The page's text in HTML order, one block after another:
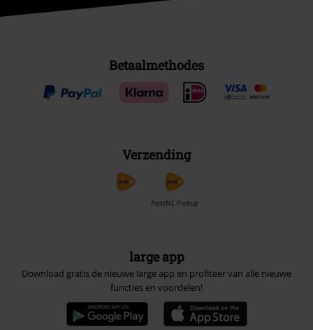
Betaalmethodes
Verzending
PostNL Pickup
large app
Download gratis de nieuwe large app en profiteer van alle nieuwe
functies en voordelen!